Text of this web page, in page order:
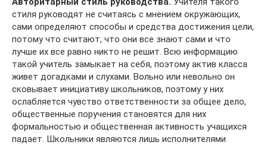
стиля руководят не считаясь с мнением окружающих,
сами определяют спо­собы и средства достижения цели,
потому что считают, что они все знают сами и что
лучше их все равно никто не решит. Всю информацию
такой учитель замыкает на себя, поэтому актив клас­са
живет догадками и слухами. Вольно или невольно он
сковы­вает инициативу школьников, поэтому у них
ослабляется чувство ответственности за общее дело,
общественные поручения стано­вятся для них
формальностью и общественная активность учащихся
падает. Школьники являются лишь исполнителями